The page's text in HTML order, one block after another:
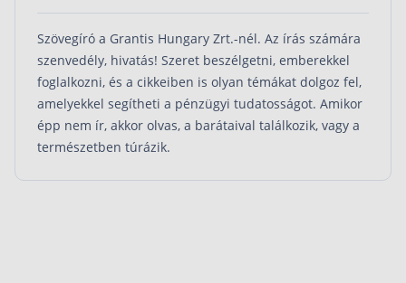
Szövegíró a Grantis Hungary Zrt.-nél. Az írás számára
szenvedély, hivatás! Szeret beszélgetni, emberekkel
foglalkozni, és a cikkeiben is olyan témákat dolgoz fel,
amelyekkel segítheti a pénzügyi tudatosságot. Amikor
épp nem ír, akkor olvas, a barátaival találkozik, vagy a
természetben túrázik.